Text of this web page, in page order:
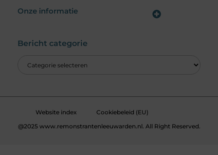
Onze informatie
Bericht categorie
Website index
Cookiebeleid (EU)
@2025 www.remonstrantenleeuwarden.nl. All Right Reserved.